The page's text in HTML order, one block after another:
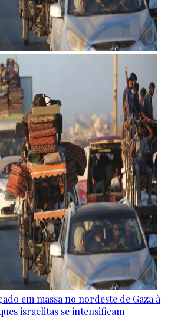
em massa no nordeste de Gaza à
israelitas se intensificam